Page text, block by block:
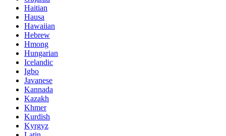
Haitian
Hausa
Hawaiian
Hebrew
Hmong
Hungarian
Icelandic
Igbo
Javanese
Kannada
Kazakh
Khmer
Kurdish
Kyrgyz